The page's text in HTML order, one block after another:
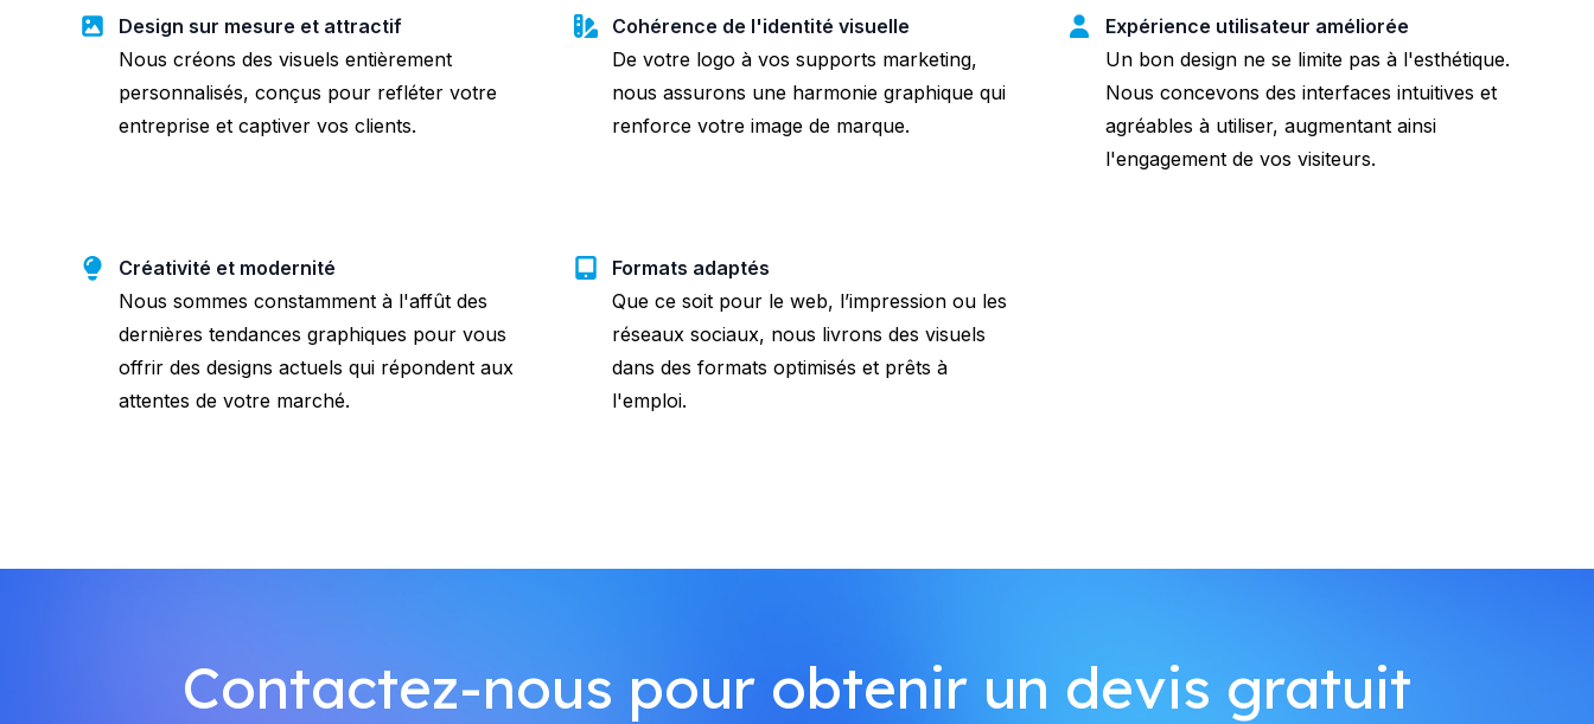
Design sur mesure et attractif
Nous créons des visuels entièrement
personnalisés, conçus pour refléter votre
entreprise et captiver vos clients.
Cohérence de l'identité visuelle
De votre logo à vos supports marketing,
nous assurons une harmonie graphique qui
renforce votre image de marque.
Expérience utilisateur améliorée
Un bon design ne se limite pas à l'esthétique.
Nous concevons des interfaces intuitives et
agréables à utiliser, augmentant ainsi
l'engagement de vos visiteurs.
Créativité et modernité
Nous sommes constamment à l'affût des
dernières tendances graphiques pour vous
offrir des designs actuels qui répondent aux
attentes de votre marché.
Formats adaptés
Que ce soit pour le web, l’impression ou les
réseaux sociaux, nous livrons des visuels
dans des formats optimisés et prêts à
l'emploi.
Contactez-nous pour obtenir un devis gratuit